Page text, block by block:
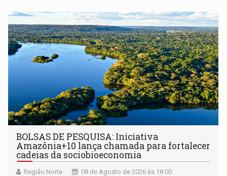
BOLSAS DE PESQUISA: Iniciativa
Amazônia+10 lança chamada para fortalecer
cadeias da sociobioeconomia
Região Norte 08 de Agosto de 2026 às 18:00